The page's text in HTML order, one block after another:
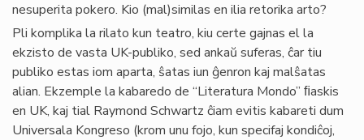
nesuperita pokero. Kio (mal)similas en ilia retorika arto?
Pli komplika la rilato kun teatro, kiu certe gajnas el la
ekzisto de vasta UK-publiko, sed ankaŭ suferas, ĉar tiu
publiko estas iom aparta, ŝatas iun ĝenron kaj malŝatas
alian. Ekzemple la kabaredo de “Literatura Mondo” ﬁaskis
en UK, kaj tial Raymond Schwartz ĉiam evitis kabareti dum
Universala Kongreso (krom unu fojo, kun specifaj kondiĉoj,